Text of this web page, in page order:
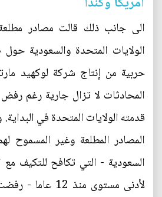
الى جانب ذلك قالت مصادر
الولايات المتحدة والسعودية
حربية من إنتاج شركة لوكهيد
المحادثات لا تزال جارية رغم
قدمته الولايات المتحدة في
المصادر المطلعة وغير المسموح
السعودية - التي تكافح للتكيف
لأدنى مستوى منذ